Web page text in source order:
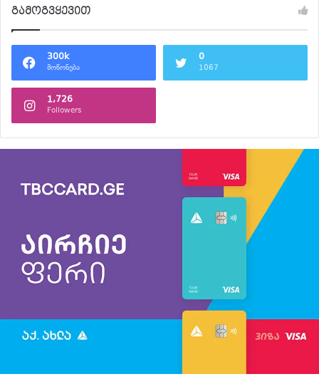
გამოგვყევით
300k
მოწონება
0
1067
1,726
Followers